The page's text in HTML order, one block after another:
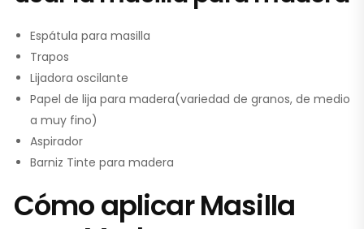
Espátula para masilla
Trapos
Lijadora oscilante
Papel de lija para madera(variedad de granos, de medio
a muy fino)
Aspirador
Barniz Tinte para madera
Cómo aplicar Masilla